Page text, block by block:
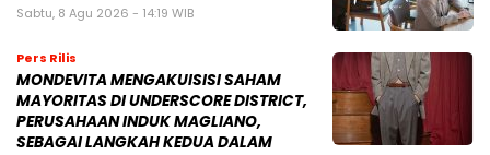
Sabtu, 8 Agu 2026 - 14:19 WIB
Pers Rilis
MONDEVITA MENGAKUISISI SAHAM
MAYORITAS DI UNDERSCORE DISTRICT,
PERUSAHAAN INDUK MAGLIANO,
SEBAGAI LANGKAH KEDUA DALAM